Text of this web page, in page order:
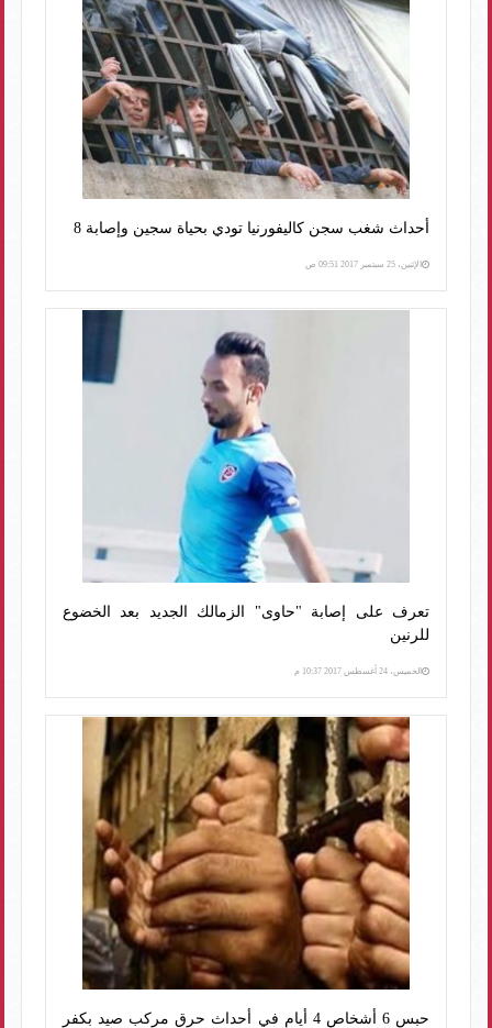
أحداث شغب سجن كاليفورنيا تودي بحياة سجين وإصابة 8
الإثنين، 25 سبتمبر 2017 09:51 ص
تعرف على إصابة "حاوى" الزمالك الجديد بعد الخضوع
للرنين
الخميس، 24 أغسطس 2017 10:37 م
حبس 6 أشخاص 4 أيام في أحداث حرق مركب صيد بكفر